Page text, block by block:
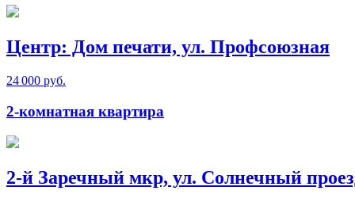
Центр: Дом печати, ул. Профсоюзная
24 000 руб.
2-комнатная квартира
2-й Заречный мкр, ул. Солнечный